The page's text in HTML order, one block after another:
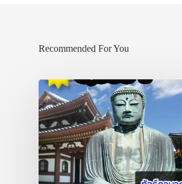
Recommended For You